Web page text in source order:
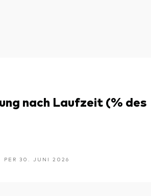
nach Laufzeit (% des
PER 30. JUNI 2026